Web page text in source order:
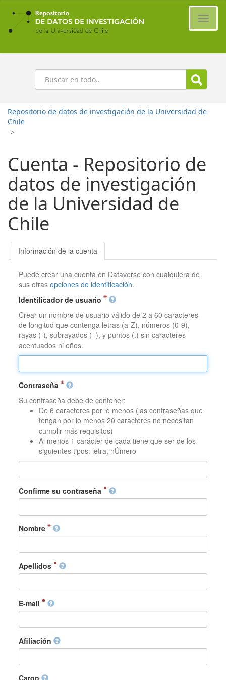
Ir
contenido
principal
Buscar
Repositorio de datos de investigación de la Universidad de
Chile
>
Cuenta - Repositorio de
datos de investigación
de la Universidad de
Chile
Información de la cuenta
Puede crear una cuenta en Dataverse con cualquiera de
sus otrasopciones de identificación.
Identificador de usuario
Crear un nombre de usuario válido de 2 a 60 caracteres
de longitud que contenga letras (a-Z), números (0-9),
rayas (-), subrayados (_), y puntos (.) sin caracteres
acentuados ni eñes.
Contraseña
Su contraseña debe de contener:
De 6 caracteres por lo menos (las contraseñas que
tengan por lo menos 20 caracteres no necesitan
cumplir más requisitos)
Al menos 1 carácter de cada tiene que ser de los
siguientes tipos: letra, nÚmero
Confirme su contraseña
Nombre
Apellidos
E-mail
Afiliación
Cargo